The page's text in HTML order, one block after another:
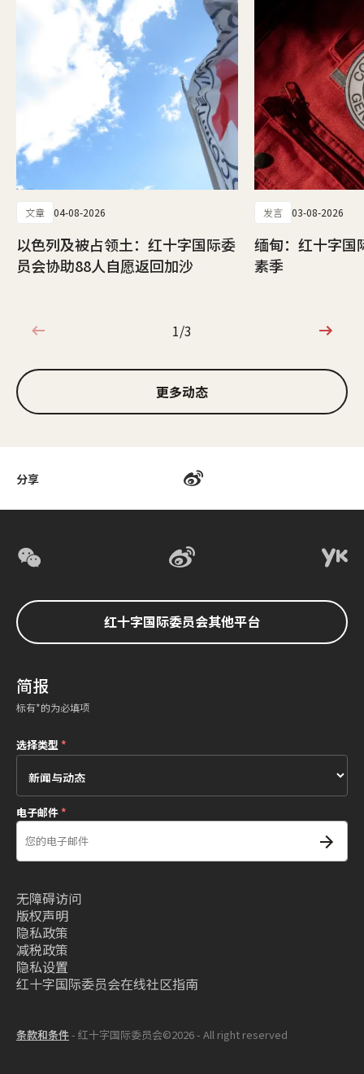
分享
文章 04-08-2026
以色列及被占领土：红十字国际委
员会协助88人自愿返回加沙
发言 03-08-2026
缅甸：红十字国
素季
1/3
1/3
更多动态
红十字国际委员会其他平台
简报
标有*的为必填项
选择类型*
电子邮件*
无障碍访问
版权声明
隐私政策
减税政策
隐私设置
红十字国际委员会在线社区指南
条款和条件- 红十字国际委员会©2026 - All right reserved